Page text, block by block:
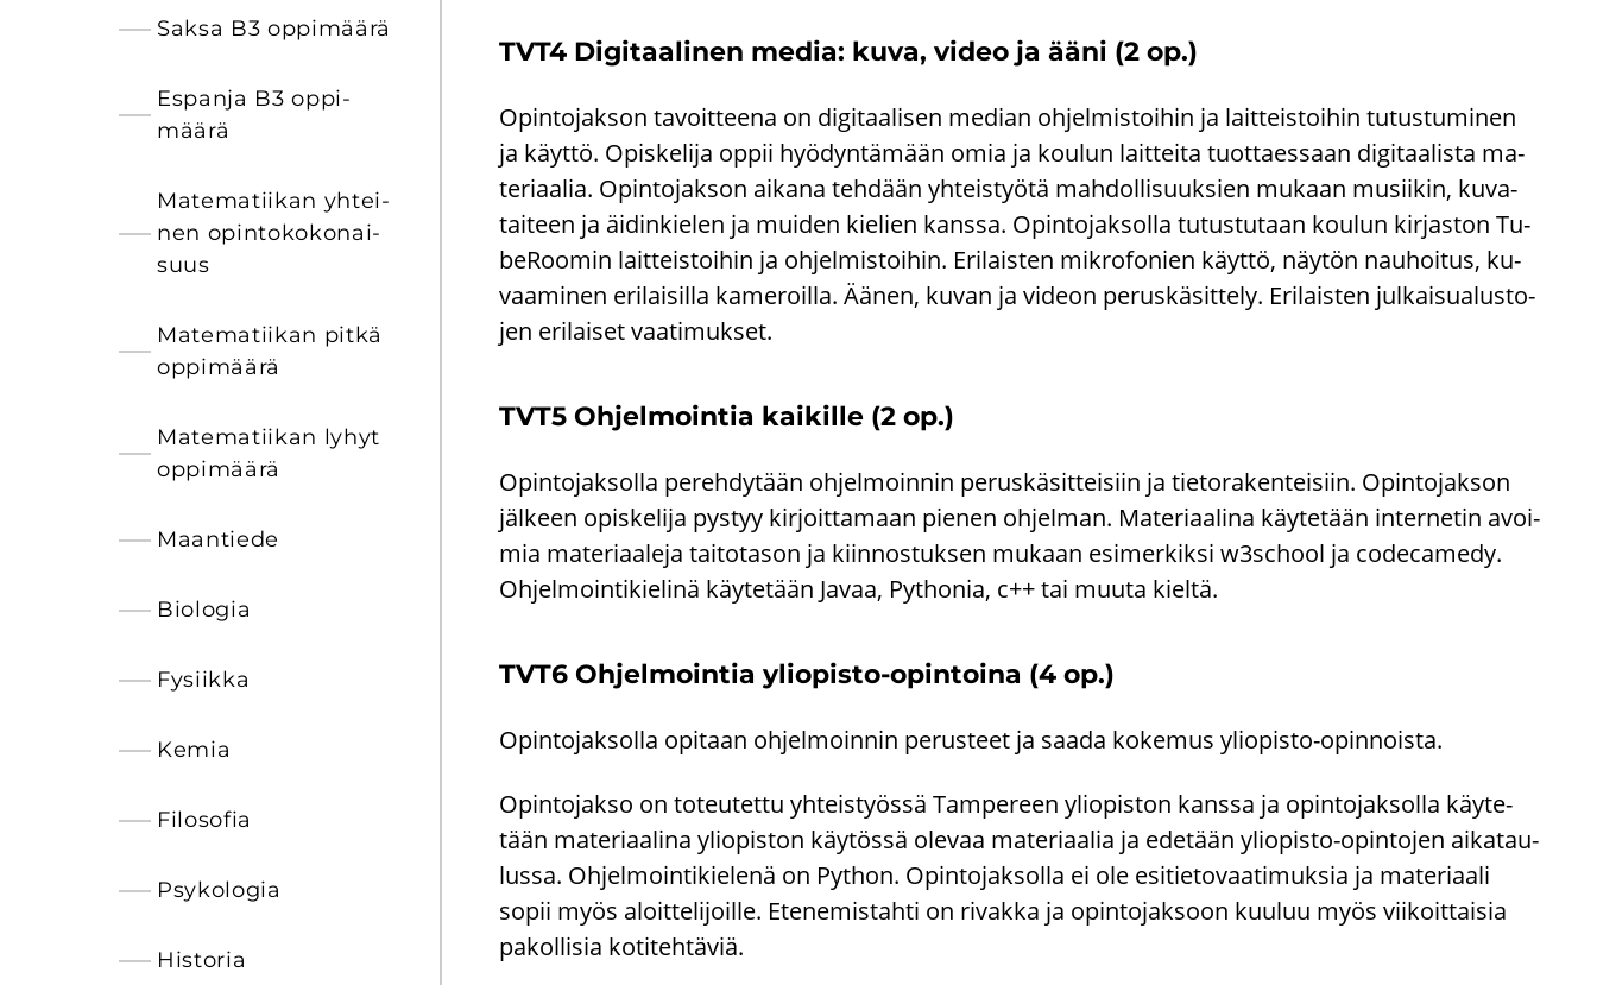
Saksa B3 op­pi­mää­rä
Es­pan­ja B3 op­pi­
mää­rä
Ma­te­ma­tii­kan yh­tei­
nen opin­to­ko­ko­nai­
suus
Ma­te­ma­tii­kan pitkä
op­pi­mää­rä
Ma­te­ma­tii­kan lyhyt
op­pi­mää­rä
Maan­tie­de
Bio­lo­gia
Fy­siik­ka
Kemia
Fi­lo­so­fia
Psy­ko­lo­gia
His­to­ria
TVT4 Di­gi­taa­li­nen media: kuva, video ja ääni (2 op.)
Opin­to­jak­son ta­voit­tee­na on di­gi­taa­li­sen me­dian oh­jel­mis­toi­hin ja lait­teis­toi­hin tu­tus­tu­mi­nen
ja käyt­tö. Opis­ke­li­ja oppii hyö­dyn­tä­mään omia ja kou­lun lait­tei­ta tuot­taes­saan di­gi­taa­lis­ta ma­
te­ri­aa­lia. Opin­to­jak­son ai­ka­na teh­dään yh­teis­työ­tä mah­dol­li­suuk­sien mu­kaan musii­kin, ku­va­
tai­teen ja äi­din­kie­len ja mui­den kie­lien kans­sa. Opin­to­jak­sol­la tu­tus­tu­taan kou­lun kir­jas­ton Tu­
be­Roo­min lait­teis­toi­hin ja oh­jel­mis­toi­hin. Eri­lais­ten mik­ro­fo­nien käyt­tö, näy­tön nau­hoi­tus, ku­
vaa­mi­nen eri­lai­sil­la ka­me­roil­la. Äänen, kuvan ja vi­deon pe­rus­kä­sit­te­ly. Eri­lais­ten jul­kai­sua­lus­to­
jen eri­lai­set vaa­ti­muk­set.
TVT5 Oh­jel­moin­tia kai­kil­le (2 op.)
Opin­to­jak­sol­la pe­reh­dy­tään oh­jel­moin­nin pe­rus­kä­sit­tei­siin ja tie­to­ra­ken­tei­siin. Opin­to­jak­son
jäl­keen opis­ke­li­ja pys­tyy kir­joit­ta­maan pie­nen oh­jel­man. Ma­te­ri­aa­li­na käy­te­tään in­ter­ne­tin avoi­
mia ma­te­ri­aa­le­ja tai­to­ta­son ja kiin­nos­tuk­sen mu­kaan esi­mer­kik­si w3school ja co­deca­me­dy.
Oh­jel­moin­ti­kie­li­nä käy­te­tään Javaa, Pyt­ho­nia, c++ tai muuta kiel­tä.
TVT6 Oh­jel­moin­tia yliopisto-​opintoina (4 op.)
Opin­to­jak­sol­la opi­taan oh­jel­moin­nin pe­rus­teet ja saada ko­ke­mus yliopisto-​opinnoista.
Opin­to­jak­so on to­teu­tet­tu yh­teis­työs­sä Tam­pe­reen yli­opis­ton kans­sa ja opin­to­jak­sol­la käy­te­
tään ma­te­ri­aa­li­na yli­opis­ton käy­tös­sä ole­vaa ma­te­ri­aa­lia ja ede­tään yliopisto-​opintojen ai­ka­tau­
lus­sa. Oh­jel­moin­ti­kie­le­nä on Pyt­hon. Opin­to­jak­sol­la ei ole esi­tie­to­vaa­ti­muk­sia ja ma­te­ri­aa­li
sopii myös aloit­te­li­joil­le. Ete­ne­mis­tah­ti on ri­vak­ka ja opin­to­jak­soon kuu­luu myös vii­koit­tai­sia
pa­kol­li­sia ko­ti­teh­tä­viä.